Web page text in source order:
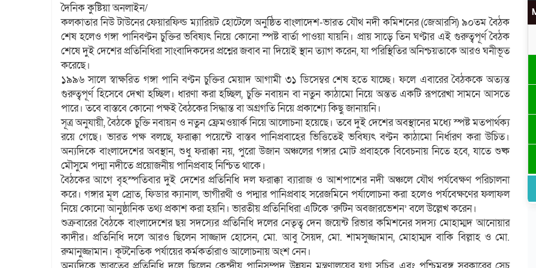
দৈনিক কুষ্টিয়া অনলাইন/
কলকাতার নিউ টাউনের ফেয়ারফিল্ড ম্যারিয়ট হোটেলে অনুষ্ঠিত বাংলাদেশ-ভারত যৌথ নদী কমিশনের (জেআরসি) ৯০তম বৈঠক
শেষ হলেও গঙ্গা পানিবণ্টন চুক্তির ভবিষ্যৎ নিয়ে কোনো স্পষ্ট বার্তা পাওয়া যায়নি। প্রায় সাড়ে তিন ঘণ্টার এই গুরুত্বপূর্ণ বৈঠক
শেষে দুই দেশের প্রতিনিধিরা সাংবাদিকদের প্রশ্নের জবাব না দিয়েই স্থান ত্যাগ করেন, যা পরিস্থিতির অনিশ্চয়তাকে আরও ঘনীভূত
করেছে।
১৯৯৬ সালে স্বাক্ষরিত গঙ্গা পানি বণ্টন চুক্তির মেয়াদ আগামী ৩১ ডিসেম্বর শেষ হতে যাচ্ছে। ফলে এবারের বৈঠককে অত্যন্ত
গুরুত্বপূর্ণ হিসেবে দেখা হচ্ছিল। ধারণা করা হচ্ছিল, চুক্তি নবায়ন বা নতুন কাঠামো নিয়ে অন্তত একটি রূপরেখা সামনে আসতে
পারে। তবে বাস্তবে কোনো পক্ষই বৈঠকের সিদ্ধান্ত বা অগ্রগতি নিয়ে প্রকাশ্যে কিছু জানায়নি।
সূত্র অনুযায়ী, বৈঠকে চুক্তি নবায়ন ও নতুন ফ্রেমওয়ার্ক নিয়ে আলোচনা হয়েছে। তবে দুই দেশের অবস্থানের মধ্যে স্পষ্ট মতপার্থক্য
রয়ে গেছে। ভারত পক্ষ বলছে, ফরাক্কা পয়েন্টে বাস্তব পানিপ্রবাহের ভিত্তিতেই ভবিষ্যৎ বণ্টন কাঠামো নির্ধারণ করা উচিত।
অন্যদিকে বাংলাদেশের অবস্থান, শুধু ফরাক্কা নয়, পুরো উজান অঞ্চলের গঙ্গার মোট প্রবাহকে বিবেচনায় নিতে হবে, যাতে শুষ্ক
মৌসুমে পদ্মা নদীতে প্রয়োজনীয় পানিপ্রবাহ নিশ্চিত থাকে।
বৈঠকের আগে বৃহস্পতিবার দুই দেশের প্রতিনিধি দল ফরাক্কা ব্যারাজ ও আশপাশের নদী অঞ্চলে যৌথ পর্যবেক্ষণ পরিচালনা
করে। গঙ্গার মূল স্রোত, ফিডার ক্যানাল, ভাগীরথী ও পদ্মার পানিপ্রবাহ সরেজমিনে পর্যালোচনা করা হলেও পর্যবেক্ষণের ফলাফল
নিয়ে কোনো আনুষ্ঠানিক তথ্য প্রকাশ করা হয়নি। ভারতীয় প্রতিনিধিরা এটিকে ‘রুটিন অবজারভেশন’ বলে উল্লেখ করেন।
শুক্রবারের বৈঠকে বাংলাদেশের ছয় সদস্যের প্রতিনিধি দলের নেতৃত্ব দেন জয়েন্ট রিভার কমিশনের সদস্য মোহাম্মদ আনোয়ার
কাদীর। প্রতিনিধি দলে আরও ছিলেন সাজ্জাদ হোসেন, মো. আবু সৈয়দ, মো. শামসুজ্জামান, মোহাম্মদ বাকি বিল্লাহ ও মো.
রুমানুজ্জামান। কূটনৈতিক পর্যায়ের কর্মকর্তারাও আলোচনায় অংশ নেন।